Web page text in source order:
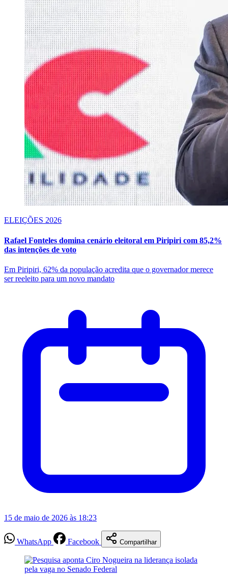
ELEIÇÕES 2026
Rafael Fonteles domina cenário eleitoral em Piripiri com 85,2%
das intenções de voto
Em Piripiri, 62% da população acredita que o governador merece
ser reeleito para um novo mandato
15 de maio de 2026 às 18:23
WhatsApp Facebook Compartilhar